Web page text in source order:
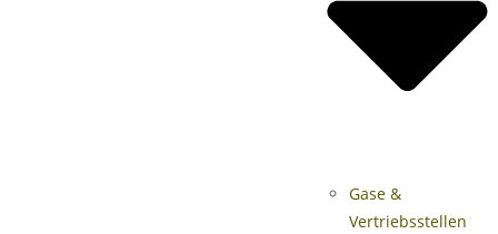
Gase &
Vertriebsstellen